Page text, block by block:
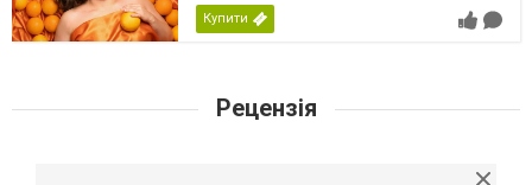
Купити
Рецензія